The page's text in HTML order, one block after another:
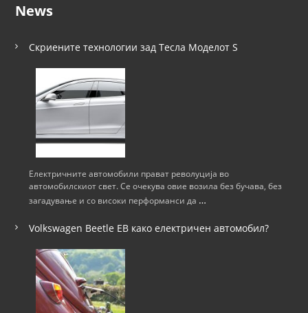
News
Скриените технологии зад Тесла Моделот S
Електричните автомобили прават револуција во
автомобилскиот свет. Се очекува овие возила без бучава, без
загадување и со високи перформанси да …
Volkswagen Beetle ЕВ како електричен автомобил?